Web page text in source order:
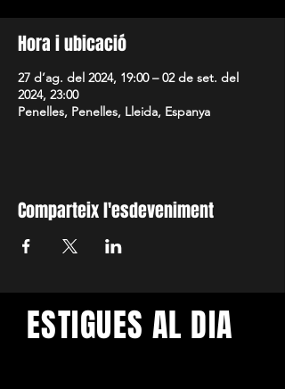
Hora i ubicació
27 d’ag. del 2024, 19:00 – 02 de set. del
2024, 23:00
Penelles, Penelles, Lleida, Espanya
Comparteix l'esdeveniment
ESTIGUES AL DIA